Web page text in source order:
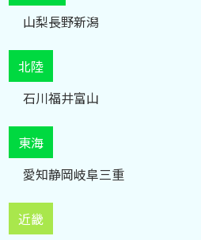
山梨長野新潟
北陸
石川福井富山
東海
愛知静岡岐阜三重
近畿